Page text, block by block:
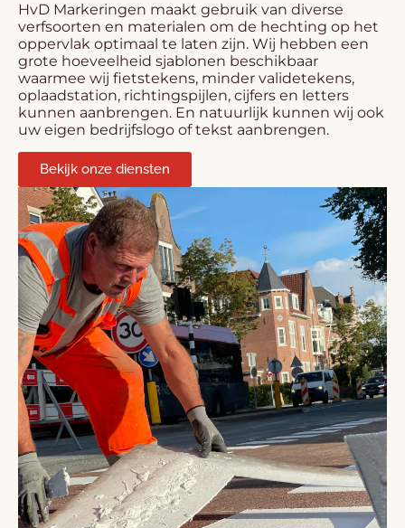
HvD Markeringen maakt gebruik van diverse
verfsoorten en materialen om de hechting op het
oppervlak optimaal te laten zijn. Wij hebben een
grote hoeveelheid sjablonen beschikbaar
waarmee wij fietstekens, minder validetekens,
oplaadstation, richtingspijlen, cijfers en letters
kunnen aanbrengen. En natuurlijk kunnen wij ook
uw eigen bedrijfslogo of tekst aanbrengen.
Bekijk onze diensten